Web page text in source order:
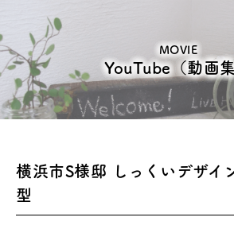
MOVIE
YouTube（動画
横浜市S様邸 しっくいデザイ
型